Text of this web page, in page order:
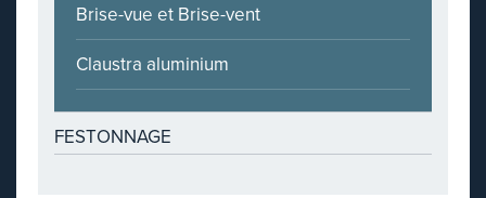
Brise-vue et Brise-vent
Claustra aluminium
FESTONNAGE